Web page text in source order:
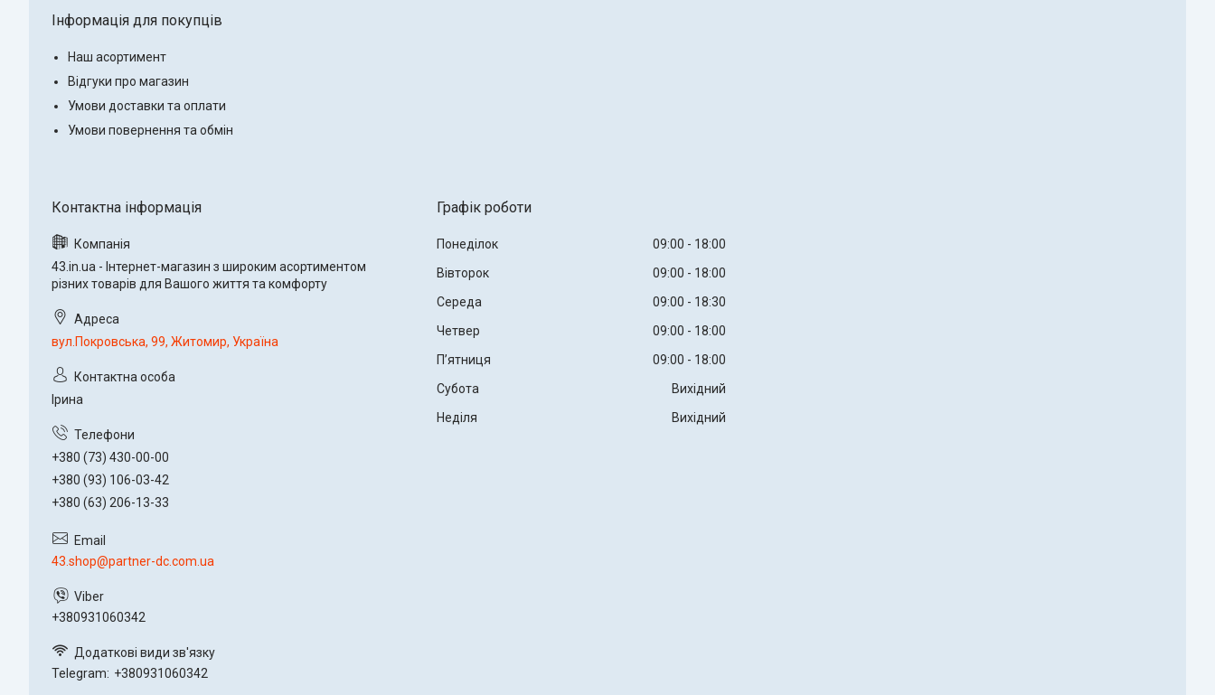
Інформація для покупців
Наш асортимент
Відгуки про магазин
Умови доставки та оплати
Умови повернення та обмін
43.in.ua - Інтернет-магазин з широким асортиментом
різних товарів для Вашого життя та комфорту
вул.Покровська, 99, Житомир, Україна
Ірина
+380 (73) 430-00-00
+380 (93) 106-03-42
+380 (63) 206-13-33
43.shop@partner-dc.com.ua
+380931060342
Telegram +380931060342
Графік роботи
Понеділок 09:00
18:00
Вівторок
09:00
18:00
Середа
09:00
18:30
Четвер
09:00
18:00
Пʼятниця
09:00
18:00
Субота
Вихідний
Неділя
Вихідний